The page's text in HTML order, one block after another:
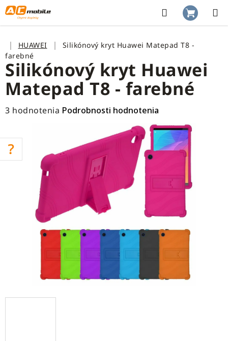
Prejsť
na
obsah
Hľadať
DomovHUAWEI
Silikónový kryt Huawei Matepad T8 -
farebné
Silikónový kryt Huawei
Matepad T8 - farebné
Priemerné
produktu
je
5,0
hviezdičiek.
3 hodnotenia Podrobnosti hodnotenia